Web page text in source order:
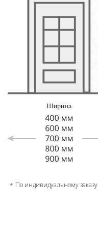
По индивидуальному заказу